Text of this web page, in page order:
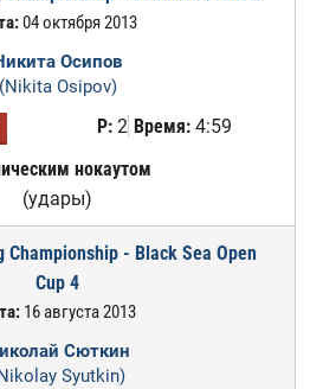
04 октября 2013
Осипов
(Nikita Osipov)
Р:2 Время:4:59
нокаутом
(удары)
Championship - Black Sea Open
Cup 4
16 августа 2013
Сюткин
Syutkin)